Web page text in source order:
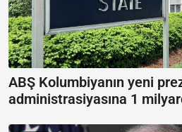
ABŞ Kolumbiyanın yeni
administrasiyasına 1